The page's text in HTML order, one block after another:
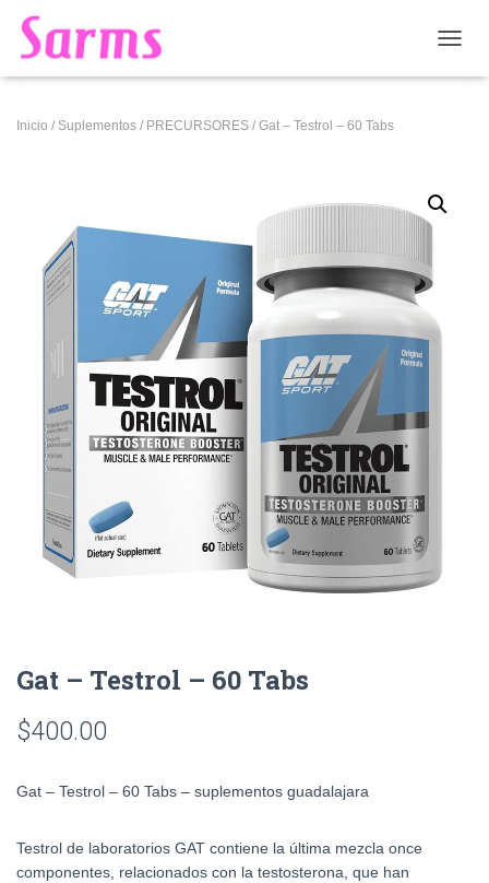
Inicio / Suplementos / PRECURSORES / Gat – Testrol – 60 Tabs
Gat – Testrol – 60 Tabs
$400.00
Gat – Testrol – 60 Tabs – suplementos guadalajara
Testrol de laboratorios GAT contiene la última mezcla once
componentes, relacionados con la testosterona, que han